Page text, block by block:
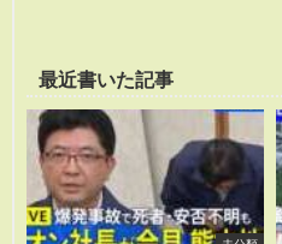
最近書いた記事